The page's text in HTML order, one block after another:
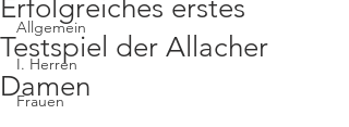
Allgemein
I. Herren
Frauen
Erfolgreiches erstes
Testspiel der Allacher
Damen